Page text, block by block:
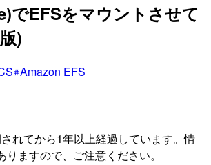
でEFSをマウントさせて
)
Amazon EFS
れてから1年以上経過しています。情
ますので、ご注意ください。